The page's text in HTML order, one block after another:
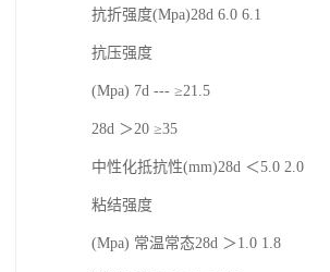
抗折强度(Mpa)28d 6.0 6.1
抗压强度
(Mpa) 7d --- ≥21.5
28d ＞20 ≥35
中性化抵抗性(mm)28d ＜5.0 2.0
粘结强度
(Mpa) 常温常态28d ＞1.0 1.8